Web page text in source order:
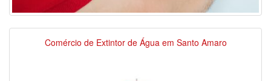
Comércio de Extintor de Água em Santo Amaro